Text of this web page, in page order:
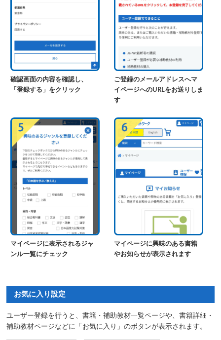
確認画面の内容を確認し、
「登録する」をクリック
ご登録のメールアドレスへマ
イページへのURLをお送りしま
す
マイページに表示されるジャ
ンル一覧にチェック
マイページに興味のある書籍
やお知らせが表示されます
お気に入り設定
ユーザー登録を行うと、書籍・補助教材一覧ページや、書籍詳細・
補助教材ページなどに「お気に入り」のボタンが表示されます。